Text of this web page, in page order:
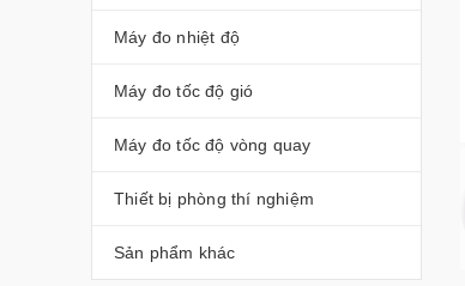
Máy đo nhiệt độ
Máy đo tốc độ gió
Máy đo tốc độ vòng quay
Thiết bị phòng thí nghiệm
Sản phẩm khác